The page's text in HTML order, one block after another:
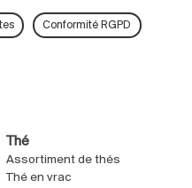
Conformité RGPD
Thé
Assortiment de thés
Thé en vrac